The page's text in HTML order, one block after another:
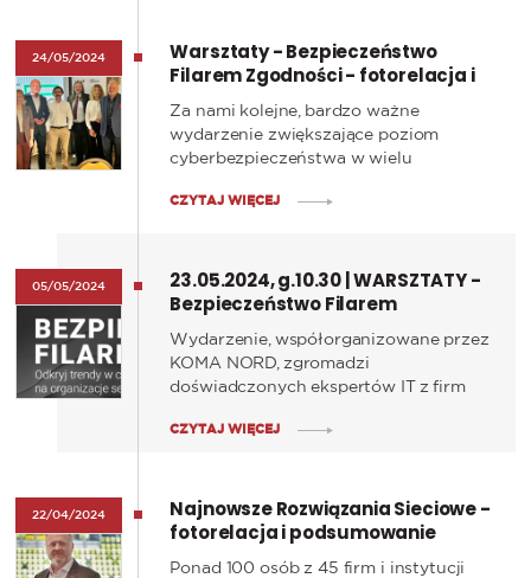
zdobyta wiedza pozwoli na lepsze
wykorzystanie zasobów i oszczędności
24/05/2024
Warsztaty - Bezpieczeństwo
Filarem Zgodności - fotorelacja i
podsumowanie
Za nami kolejne, bardzo ważne
wydarzenie zwiększające poziom
cyberbezpieczeństwa w wielu
'Bezpieczeństwo Filarem Zgodności'
CZYTAJ WIĘCEJ
05/05/2024
23.05.2024, g.10.30 | WARSZTATY -
Bezpieczeństwo Filarem
Zgodności, Gdańsk
Wydarzenie, współorganizowane przez
KOMA NORD, zgromadzi
doświadczonych ekspertów IT z firm
którzy podzielą się swoją wiedzą na
cyberbezpieczeństwa.
CZYTAJ WIĘCEJ
22/04/2024
Najnowsze Rozwiązania Sieciowe -
fotorelacja i podsumowanie
konferencji
Ponad 100 osób z 45 firm i instytucji